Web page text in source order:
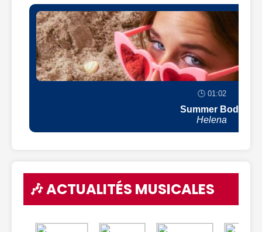
🕒 01:02
Summer Body
Helena
🎶 ACTUALITÉS MUSICALES